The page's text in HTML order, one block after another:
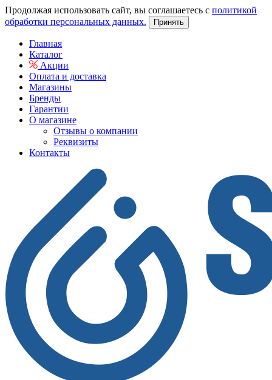
Продолжая использовать сайт, вы соглашаетесь с политикой
обработки персональных данных.
Принять
Главная
Каталог
Акции
Оплата и доставка
Магазины
Бренды
Гарантии
О магазине
Отзывы о компании
Реквизиты
Контакты